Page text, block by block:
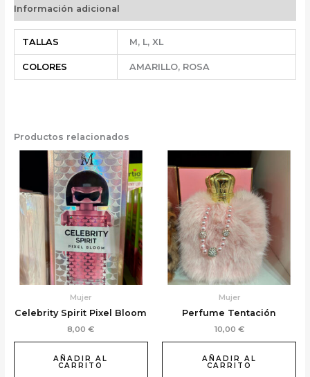
Información adicional
TALLAS M, L, XL
COLORES AMARILLO, ROSA
Productos relacionados
Mujer
Celebrity Spirit Pixel Bloom
8,00€
AÑADIR AL
CARRITO
Mujer
Perfume Tentación
10,00 €
AÑADIR AL
CARRITO